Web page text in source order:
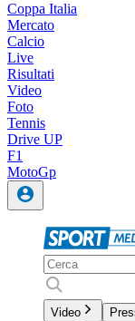
Coppa Italia
Mercato
Calcio
Live
Risultati
Video
Foto
Tennis
Drive UP
F1
MotoGp
Video